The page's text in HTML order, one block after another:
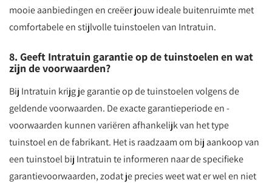
mooie aanbiedingen en creëer jouw ideale buitenruimte met
comfortabele en stijlvolle tuinstoelen van Intratuin.
8. Geeft Intratuin garantie op de tuinstoelen en wat
zijn de voorwaarden?
Bij Intratuin krijg je garantie op de tuinstoelen volgens de
geldende voorwaarden. De exacte garantieperiode en -
voorwaarden kunnen variëren afhankelijk van het type
tuinstoel en de fabrikant. Het is raadzaam om bij aankoop van
een tuinstoel bij Intratuin te informeren naar de specifieke
garantievoorwaarden, zodat je precies weet wat er wel en niet